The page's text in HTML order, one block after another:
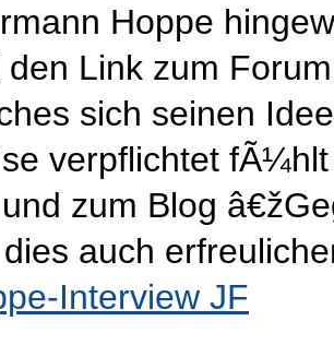
Hoppe
den Link zum
sich seinen
verpflichtet
und zum Blog
auch
Interview JF